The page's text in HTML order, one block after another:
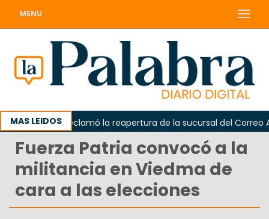
MENU
MAS LEIDOS
Odarda reclamó la reapertura de la sucursal del Correo
Fuerza Patria convocó a la
militancia en Viedma de
cara a las elecciones